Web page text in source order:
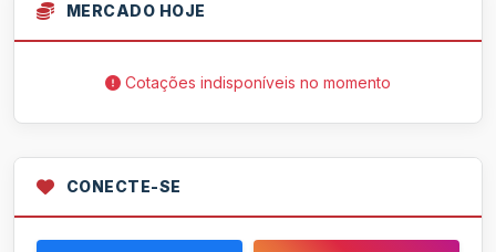
MERCADO HOJE
Cotações indisponíveis no momento
CONECTE-SE